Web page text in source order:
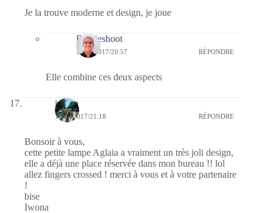
Je la trouve moderne et design, je joue
Bernieshoot
17/05/2017/20:57 RÉPONDRE
Elle combine ces deux aspects
iwona
15/05/2017/21:18 RÉPONDRE
Bonsoir à vous,
cette petite lampe Aglaia a vraiment un très joli design,
elle a déjà une place réservée dans mon bureau !! lol
allez fingers crossed ! merci à vous et à votre partenaire
!
bise
Iwona